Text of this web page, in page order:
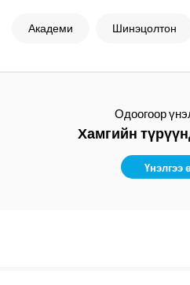
Академи Шинэцолтон
Одоогоор
Хамгийн
Үнэлгээ